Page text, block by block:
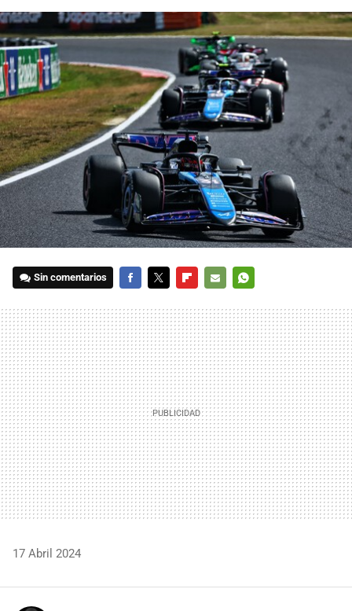
Sin comentarios
MAIL
17 Abril 2024